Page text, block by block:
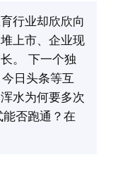
行业却欣欣向
上市、企业现
。 下一个独
日头条等互
水为何要多次
否跑通？在